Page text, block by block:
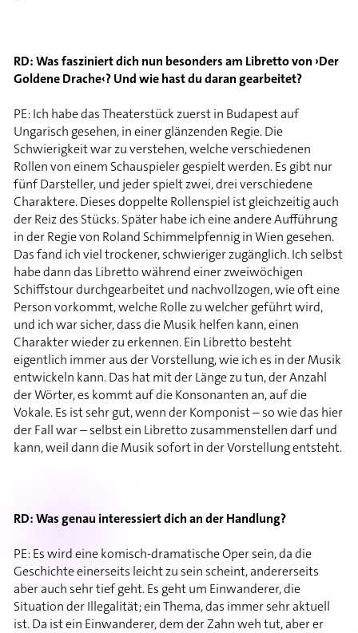
RD: Was fasziniert dich nun besonders am Libretto von ›Der
Goldene Drache‹? Und wie hast du daran gearbeitet?
PE: Ich habe das Theaterstück zuerst in Budapest auf
Ungarisch gesehen, in einer glänzenden Regie. Die
Schwierigkeit war zu verstehen, welche verschiedenen
Rollen von einem Schauspieler gespielt werden. Es gibt nur
fünf Darsteller, und jeder spielt zwei, drei verschiedene
Charaktere. Dieses doppelte Rollenspiel ist gleichzeitig auch
der Reiz des Stücks. Später habe ich eine andere Aufführung
in der Regie von Roland Schimmelpfennig in Wien gesehen.
Das fand ich viel trockener, schwieriger zugänglich. Ich selbst
habe dann das Libretto während einer zweiwöchigen
Schiffstour durchgearbeitet und nachvollzogen, wie oft eine
Person vorkommt, welche Rolle zu welcher geführt wird,
und ich war sicher, dass die Musik helfen kann, einen
Charakter wieder zu erkennen. Ein Libretto besteht
eigentlich immer aus der Vorstellung, wie ich es in der Musik
entwickeln kann. Das hat mit der Länge zu tun, der Anzahl
der Wörter, es kommt auf die Konsonanten an, auf die
Vokale. Es ist sehr gut, wenn der Komponist – so wie das hier
der Fall war – selbst ein Libretto zusammenstellen darf und
kann, weil dann die Musik sofort in der Vorstellung entsteht.
RD: Was genau interessiert dich an der Handlung?
PE: Es wird eine komisch-dramatische Oper sein, da die
Geschichte einerseits leicht zu sein scheint, andererseits
aber auch sehr tief geht. Es geht um Einwanderer, die
Situation der Illegalität; ein Thema, das immer sehr aktuell
ist. Da ist ein Einwanderer, dem der Zahn weh tut, aber er